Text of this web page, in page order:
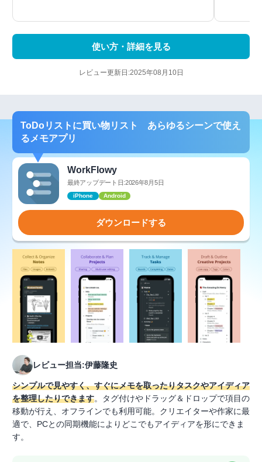
使い方・詳細を見る
レビュー更新日:2025年08月10日
ToDoリストに買い物リスト あらゆるシーンで使え
るメモアプリ
WorkFlowy
最終アップデート日:2026年8月5日
iPhone Android
ダウンロードする
レビュー担当:伊藤隆史
シンプルで見やすく、すぐにメモを取ったりタスクやアイディア
を整理したりできます。タグ付けやドラッグ＆ドロップで項目の
移動が行え、オフラインでも利用可能。クリエイターや作家に最
適で、PCとの同期機能によりどこでもアイディアを形にできま
す。